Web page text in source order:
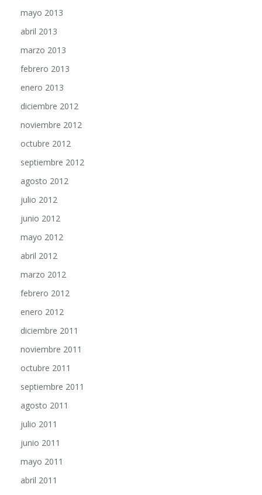
mayo 2013
abril 2013
marzo 2013
febrero 2013
enero 2013
diciembre 2012
noviembre 2012
octubre 2012
septiembre 2012
agosto 2012
julio 2012
junio 2012
mayo 2012
abril 2012
marzo 2012
febrero 2012
enero 2012
diciembre 2011
noviembre 2011
octubre 2011
septiembre 2011
agosto 2011
julio 2011
junio 2011
mayo 2011
abril 2011